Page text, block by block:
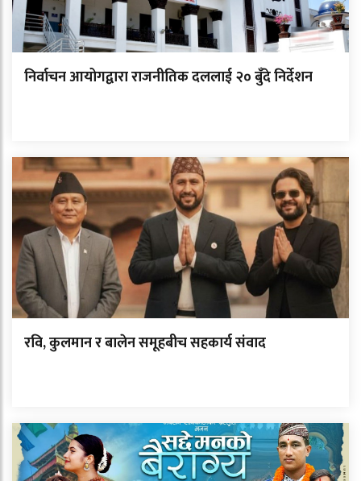
निर्वाचन आयोगद्वारा राजनीतिक दललाई २० बुँदे निर्देशन
रवि, कुलमान र बालेन समूहबीच सहकार्य संवाद